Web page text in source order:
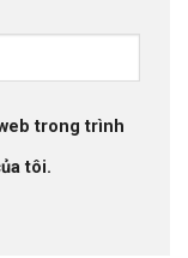
trong trình
tôi.